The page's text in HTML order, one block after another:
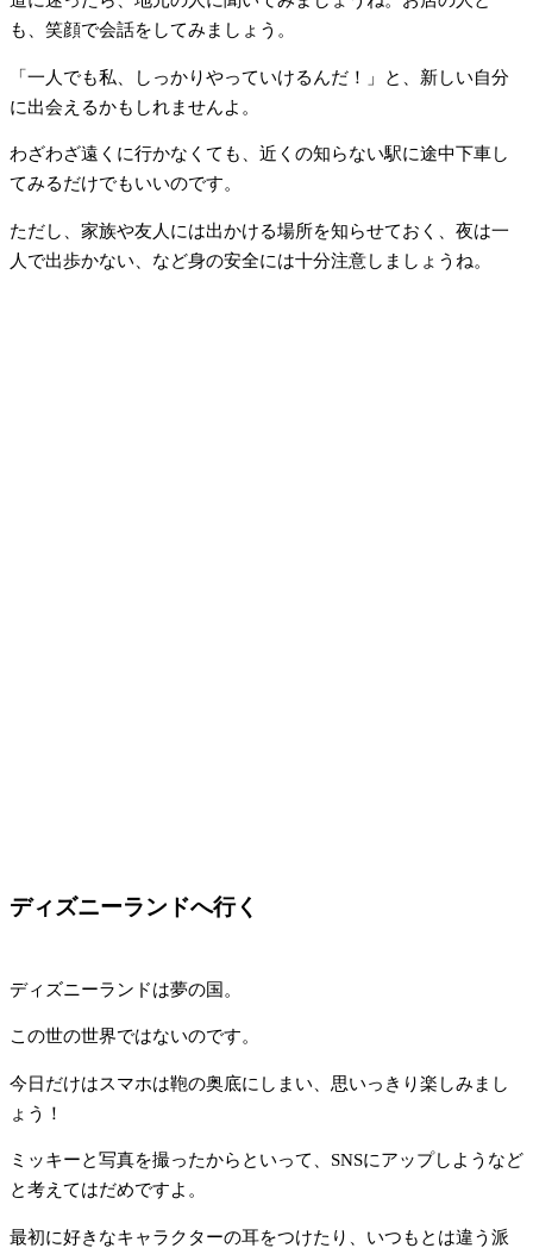
も、笑顔で会話をしてみましょう。
「一人でも私、しっかりやっていけるんだ！」と、新しい自分
に出会えるかもしれませんよ。
わざわざ遠くに行かなくても、近くの知らない駅に途中下車し
てみるだけでもいいのです。
ただし、家族や友人には出かける場所を知らせておく、夜は一
人で出歩かない、など身の安全には十分注意しましょうね。
ディズニーランドへ行く
ディズニーランドは夢の国。
この世の世界ではないのです。
今日だけはスマホは鞄の奥底にしまい、思いっきり楽しみまし
ょう！
ミッキーと写真を撮ったからといって、SNSにアップしようなど
と考えてはだめですよ。
最初に好きなキャラクターの耳をつけたり、いつもとは違う派